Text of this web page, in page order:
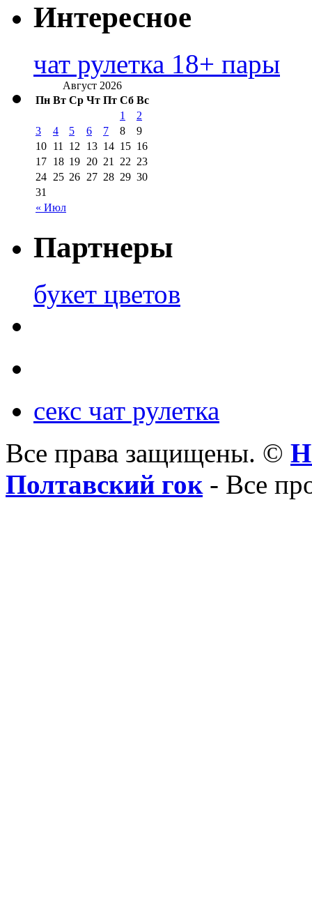
Интересное
чат рулетка 18+ пары
Август 2026
Пн Вт Ср Чт Пт Сб Вс
« Июл
1
2
3
4 5 6 7 8
9
10 11 12 13 14 15 16
17 18 19 20 21 22 23
24 25 26 27 28 29 30
31
Партнеры
букет цветов
секс чат рулетка
Все права защищены. ©
Полтавский гок- Все